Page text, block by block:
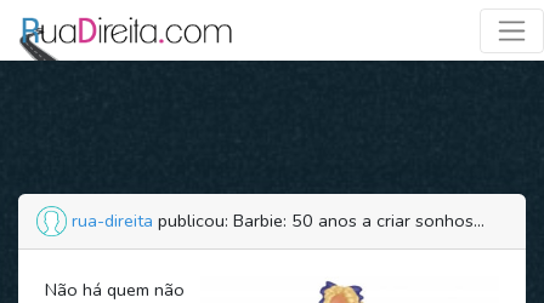
rua-direita publicou: Barbie: 50 anos a criar sonhos...
Não há quem não